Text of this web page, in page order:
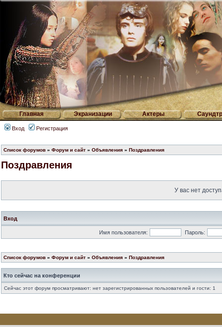
Главная Экранизации Актеры
Вход Регистрация
Список форумов » Форум и сайт » Объявления » Поздравления
Поздравления
У вас нет
Вход
Имя пользователя: Пароль:
Список форумов » Форум и сайт » Объявления » Поздравления
Кто сейчас на конференции
Сейчас этот форум просматривают: нет зарегистрированных пользователей и гости: 1